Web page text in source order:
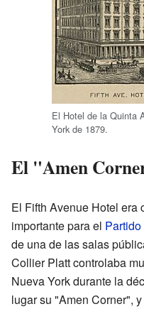
El Hotel de la Quinta
York de 1879.
El "Amen
El Fifth Avenue Hotel era
importante para el
de una de las salas
Collier Platt controlaba
Nueva York durante la
lugar su "Amen Corner",